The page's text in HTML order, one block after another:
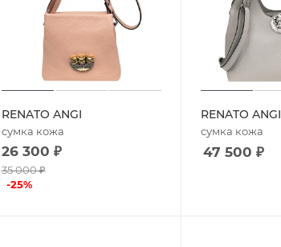
RENATO ANGI
сумка кожа
26 300 ₽
35 000₽
-25%
RENATO ANGI
сумка кожа
47 500 ₽